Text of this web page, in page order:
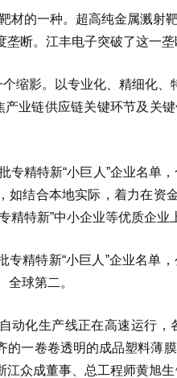
材的一种。超高纯金属溅射
断。江丰电子突破了这一
缩影。以专业化、精细化
业链供应链关键环节及关
专精特新“小巨人”企业名单
如结合本地实际，着力在资
精特新”中小企业等优质企业
专精特新“小巨人”企业名单
全球第二。
动化生产线正在高速运行
的一卷卷透明的成品塑料薄
众成董事、总工程师黄旭